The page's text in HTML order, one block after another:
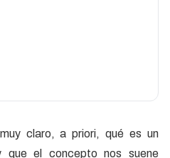
claro, a priori, qué es un
que el concepto nos suene